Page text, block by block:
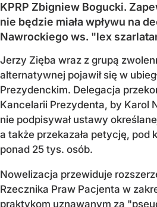
KPRP Zbigniew Bogucki.
nie będzie miała wpływu na
Nawrockiego ws. "lex
Jerzy Zięba wraz z grupą
alternatywnej pojawił się w
Prezydenckim. Delegacja
Kancelarii Prezydenta, by Karol
nie podpisywał ustawy
a także przekazała petycję, pod
ponad 25 tys. osób.
Nowelizacja przewiduje
Rzecznika Praw Pacjenta w
praktykom uznawanym za